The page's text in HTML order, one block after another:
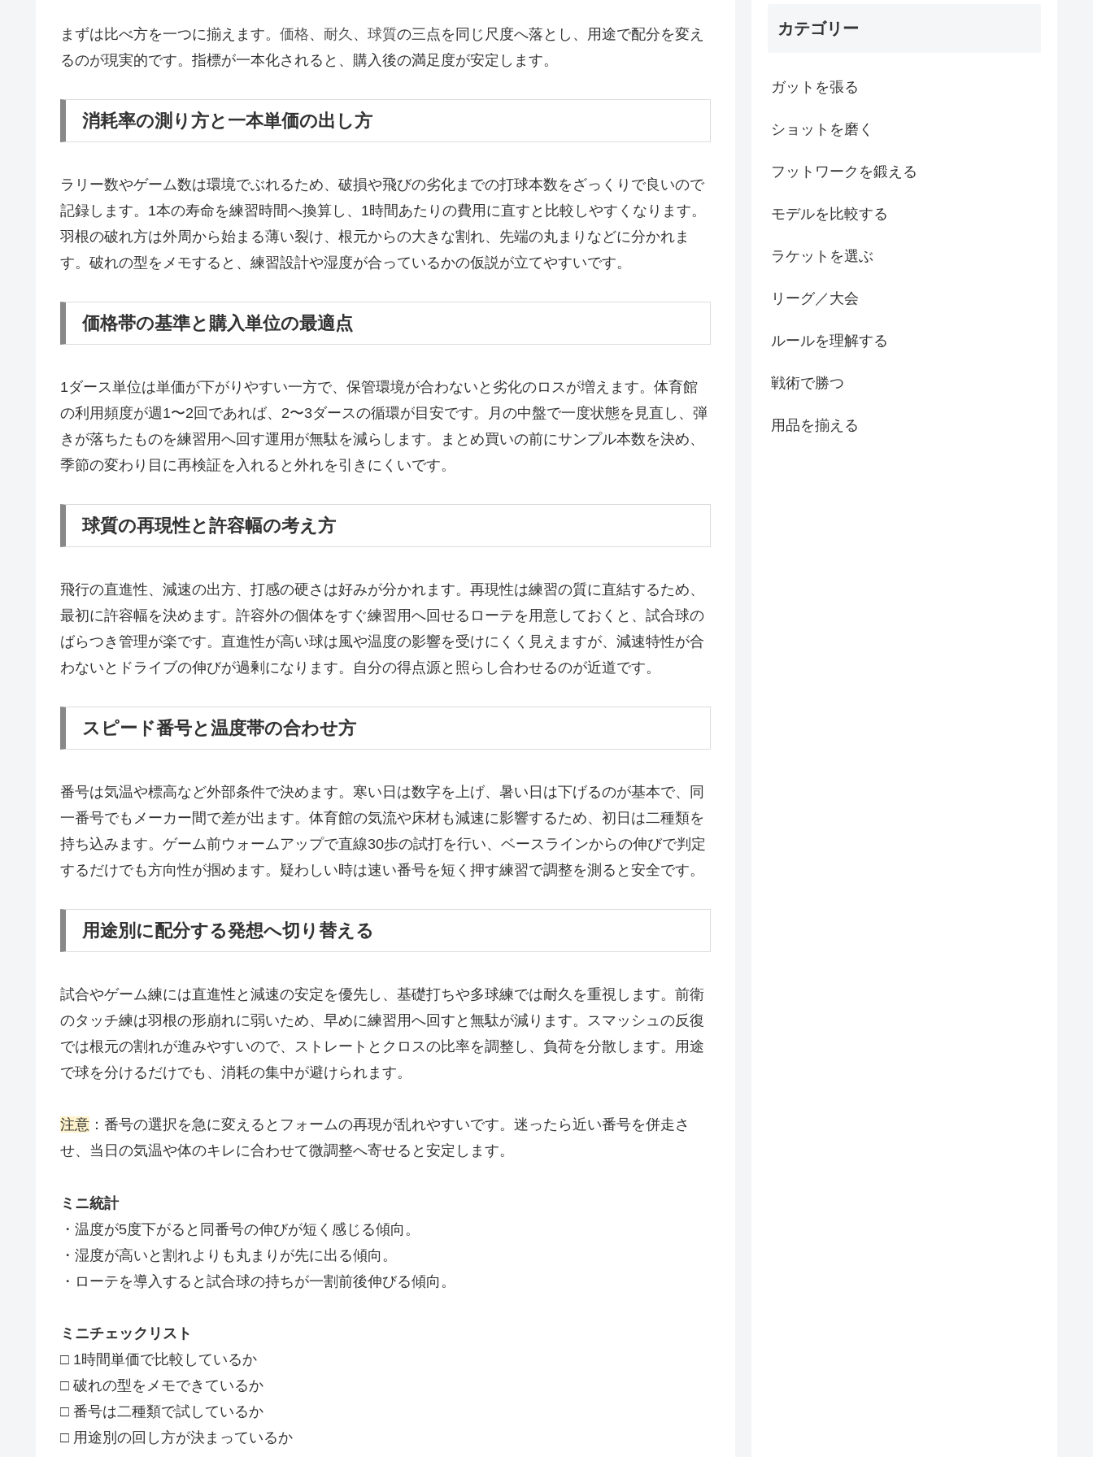
まずは比べ方を一つに揃えます。 価格、 耐久 、 球質の三点を同じ尺度へ落とし、用途で配分を変え
るのが現実的です。指標が一本化されると、購入後の満足度が安定します。
消耗率の測り方と一本単価の出し方
ラリー数やゲーム数は環境でぶれるため、破損や飛びの劣化までの打球本数をざっくりで良いので
記録します。1本の寿命を練習時間へ換算し、1時間あたりの費用に直すと比較しやすくなります。
羽根の破れ方は外周から始まる薄い裂け、根元からの大きな割れ、先端の丸まりなどに分かれま
す。破れの型をメモすると、練習設計や湿度が合っているかの仮説が立てやすいです。
価格帯の基準と購入単位の最適点
1ダース単位は単価が下がりやすい一方で、保管環境が合わないと劣化のロスが増えます。体育館
の利用頻度が週1〜2回であれば、2〜3ダースの循環が目安です。月の中盤で一度状態を見直し、弾
きが落ちたものを練習用へ回す運用が無駄を減らします。まとめ買いの前にサンプル本数を決め、
季節の変わり目に再検証を入れると外れを引きにくいです。
球質の再現性と許容幅の考え方
飛行の直進性、減速の出方、打感の硬さは好みが分かれます。再現性は練習の質に直結するため、
最初に許容幅を決めます。許容外の個体をすぐ練習用へ回せるローテを用意しておくと、試合球の
ばらつき管理が楽です。直進性が高い球は風や温度の影響を受けにくく見えますが、減速特性が合
わないとドライブの伸びが過剰になります。自分の得点源と照らし合わせるのが近道です。
スピード番号と温度帯の合わせ方
番号は気温や標高など外部条件で決めます。寒い日は数字を上げ、暑い日は下げるのが基本で、同
一番号でもメーカー間で差が出ます。体育館の気流や床材も減速に影響するため、初日は二種類を
持ち込みます。ゲーム前ウォームアップで直線30歩の試打を行い、ベースラインからの伸びで判定
するだけでも方向性が掴めます。疑わしい時は速い番号を短く押す練習で調整を測ると安全です。
用途別に配分する発想へ切り替える
試合やゲーム練には直進性と減速の安定を優先し、基礎打ちや多球練では耐久を重視します。前衛
のタッチ練は羽根の形崩れに弱いため、早めに練習用へ回すと無駄が減ります。スマッシュの反復
では根元の割れが進みやすいので、ストレートとクロスの比率を調整し、負荷を分散します。用途
で球を分けるだけでも、消耗の集中が避けられます。
注意 ：番号の選択を急に変えるとフォームの再現が乱れやすいです。迷ったら近い番号を併走さ
せ、当日の気温や体のキレに合わせて微調整へ寄せると安定します。
ミニ統計
・温度が5度下がると同番号の伸びが短く感じる傾向。
・湿度が高いと割れよりも丸まりが先に出る傾向。
・ローテを導入すると試合球の持ちが一割前後伸びる傾向。
ミニチェックリスト
□ 1時間単価で比較しているか
□ 破れの型をメモできているか
□ 番号は二種類で試しているか
□ 用途別の回し方が決まっているか
カテゴリー
ガットを張る
ショットを磨く
フットワークを鍛える
モデルを比較する
ラケットを選ぶ
リーグ／大会
ルールを理解する
戦術で勝つ
用品を揃える